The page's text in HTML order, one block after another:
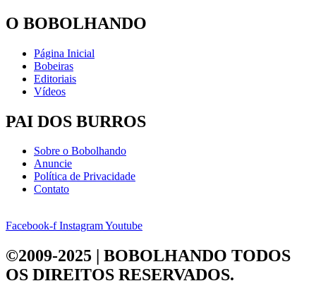
O BOBOLHANDO
Página Inicial
Bobeiras
Editoriais
Vídeos
PAI DOS BURROS
Sobre o Bobolhando
Anuncie
Política de Privacidade
Contato
Facebook-f InstagramYoutube
©2009-2025 | BOBOLHANDO TODOS
OS DIREITOS RESERVADOS.